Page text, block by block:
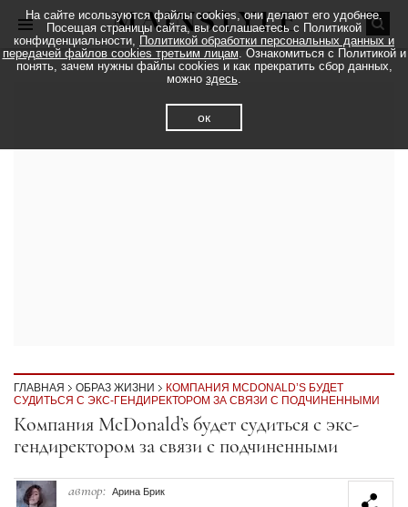
ГЛАВНАЯ ОБРАЗ ЖИЗНИ
КОМПАНИЯ MCDONALD’S БУДЕТ
СУДИТЬСЯ С ЭКС-ГЕНДИРЕКТОРОМ ЗА СВЯЗИ С ПОДЧИНЕННЫМИ
Секция статей
Компания McDonald’s будет судиться с экс-
гендиректором за связи с подчиненными
автор: Арина Брик
На сайте исользуются файлы cookies, они делают его удобнее.
Посещая страницы сайта, вы соглашаетесь с Политикой
конфиденциальности, Политикой обработки персональных данных и
передачей файлов cookies третьим лицам. Ознакомиться с Политикой и
понять, зачем нужны файлы cookies и как прекратить сбор данных,
можно здесь.
ок